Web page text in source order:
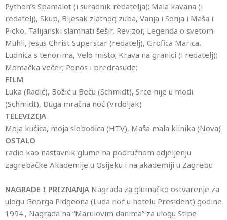
Python’s Spamalot (i suradnik redatelja); Mala kavana (i
redatelj), Skup, Bljesak zlatnog zuba, Vanja i Sonja i Maša i
Picko, Talijanski slamnati šešir, Revizor, Legenda o svetom
Muhli, Jesus Christ Superstar (redatelj), Grofica Marica,
Ludnica s tenorima, Velo misto; Krava na granici (i redatelj);
Momačka večer; Ponos i predrasude;
FILM
Luka (Radić), Božić u Beču (Schmidt), Srce nije u modi
(Schmidt), Duga mračna noć (Vrdoljak)
TELEVIZIJA
Moja kućica, moja slobodica (HTV), Maša mala klinika (Nova)
OSTALO
radio kao nastavnik glume na područnom odjeljenju
zagrebačke Akademije u Osijeku i na akademiji u Zagrebu
NAGRADE I PRIZNANJA Nagrada za glumačko ostvarenje za
ulogu Georga Pidgeona (Luda noć u hotelu President) godine
1994., Nagrada na “Marulovim danima” za ulogu Stipe